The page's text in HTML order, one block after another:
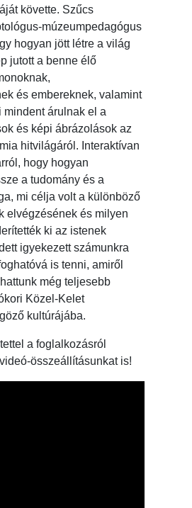
követte. Szűcs
múzeumpedagógus
hogyan jött létre a világ
jutott a benne élő
és embereknek, valamint
mindent árulnak el a
és képi ábrázolások az
hitvilágáról. Interaktívan
hogy hogyan
a tudomány és a
mi célja volt a különböző
elvégzésének és milyen
ki az istenek
igyekezett számunkra
is tenni, amiről
még teljesebb
Közel-Kelet
kultúrájába.
a foglalkozásról
összeállításunkat is!